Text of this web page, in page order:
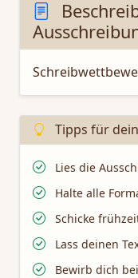
Tipps für
Lies die
Halte alle
Schicke
Lass deinen
Bewirb dich